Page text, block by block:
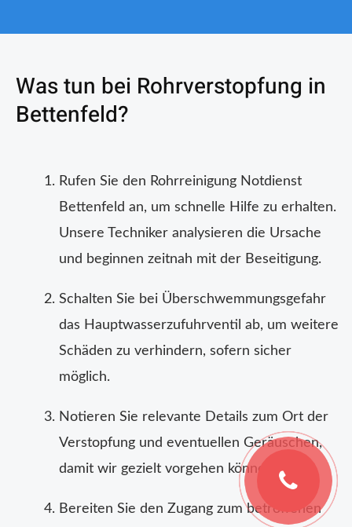
Was tun bei Rohrverstopfung in
Bettenfeld?
Rufen Sie den Rohrreinigung Notdienst
Bettenfeld an, um schnelle Hilfe zu erhalten.
Unsere Techniker analysieren die Ursache
und beginnen zeitnah mit der Beseitigung.
Schalten Sie bei Überschwemmungsgefahr
das Hauptwasserzufuhrventil ab, um weitere
Schäden zu verhindern, sofern sicher
möglich.
Notieren Sie relevante Details zum Ort der
Verstopfung und eventuellen Geräuschen,
damit wir gezielt vorgehen können.
Bereiten Sie den Zugang zum betroffenen